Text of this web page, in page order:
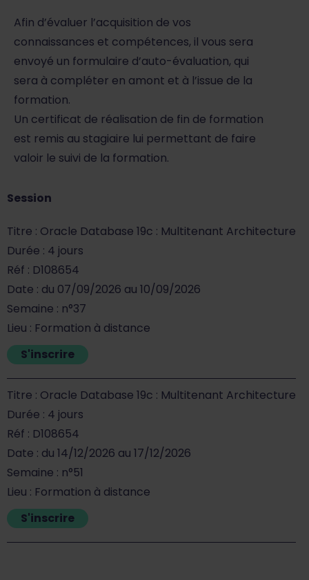
Afin d’évaluer l’acquisition de vos
connaissances et compétences, il vous sera
envoyé un formulaire d’auto-évaluation, qui
sera à compléter en amont et à l’issue de la
formation.
Un certificat de réalisation de fin de formation
est remis au stagiaire lui permettant de faire
valoir le suivi de la formation.
Session
Titre : Oracle Database 19c : Multitenant Architecture
Durée : 4 jours
Réf : D108654
Date : du 07/09/2026 au 10/09/2026
Semaine : n°37
Lieu : Formation à distance
S'inscrire
Titre : Oracle Database 19c : Multitenant Architecture
Durée : 4 jours
Réf : D108654
Date : du 14/12/2026 au 17/12/2026
Semaine : n°51
Lieu : Formation à distance
S'inscrire